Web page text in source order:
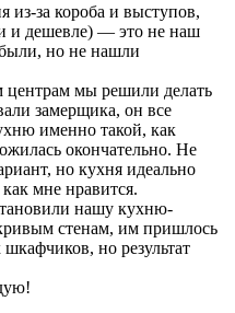
из-за короба и выступов,
и дешевле) — это не наш
но не нашли
центрам мы решили делать
замерщика, он все
именно такой, как
окончательно. Не
но кухня идеально
мне нравится.
нашу кухню-
стенам, им пришлось
но результат